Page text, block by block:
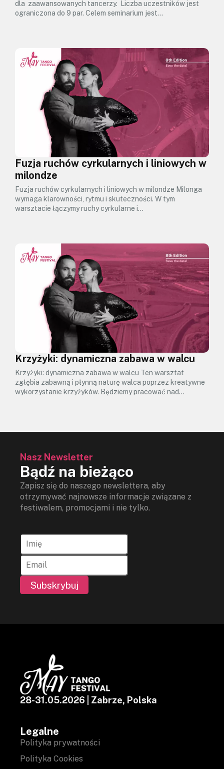
dla zaawansowanych tancerzy. Liczba uczestników jest
ograniczona do 9 par. Celem seminarium jest…
Fuzja ruchów cyrkularnych i liniowych w
milondze
Fuzja ruchów cyrkularnych i liniowych w milondze Milonga
wymaga klarowności, rytmu i skuteczności. W tym
warsztacie łączymy ruchy cyrkularne i…
Krzyżyki: dynamiczna zabawa w walcu
Krzyżyki: dynamiczna zabawa w walcu Ten warsztat
zgłębia zabawną i płynną naturę walca poprzez kreatywne
wykorzystanie krzyżyków. Będziemy pracować nad…
Nasz Newsletter
Bądź na bieżąco
Zapisz się do naszego newslettera, aby
otrzymywać najnowsze informacje związane z
festiwalem, promocjami i nie tylko.
Subskrybuj
28-31.05.2026 | Zabrze, Polska
Legalne
Polityka prywatności
Polityka Cookies